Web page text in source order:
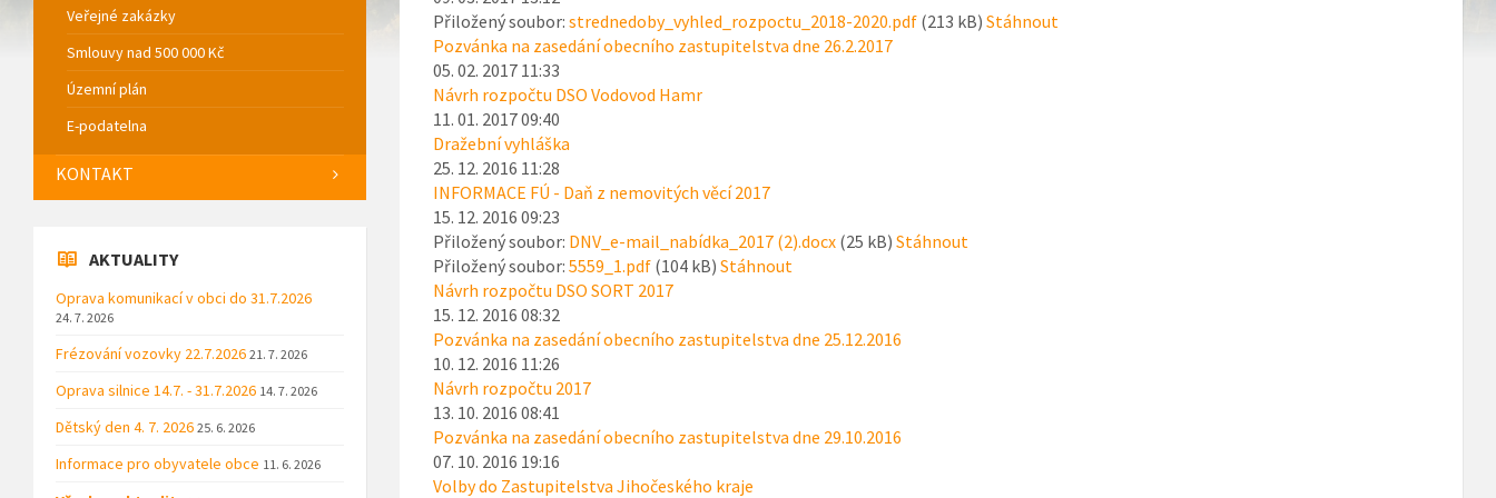
Přiložený soubor: strednedoby_vyhled_rozpoctu_2018-2020.pdf(213 kB) Stáhnout
Pozvánka na zasedání obecního zastupitelstva dne 26.2.2017
05. 02. 2017 11:33
Návrh rozpočtu DSO Vodovod Hamr
11. 01. 2017 09:40
Dražební vyhláška
25. 12. 2016 11:28
INFORMACE FÚ - Daň z nemovitých věcí 2017
15. 12. 2016 09:23
Přiložený soubor: DNV_e-mail_nabídka_2017 (2).docx(25 kB) Stáhnout
Přiložený soubor: 5559_1.pdf(104 kB) Stáhnout
Návrh rozpočtu DSO SORT 2017
15. 12. 2016 08:32
Pozvánka na zasedání obecního zastupitelstva dne 25.12.2016
10. 12. 2016 11:26
Návrh rozpočtu 2017
13. 10. 2016 08:41
Pozvánka na zasedání obecního zastupitelstva dne 29.10.2016
07. 10. 2016 19:16
Volby do Zastupitelstva Jihočeského kraje
Veřejné zakázky
Smlouvy nad 500 000 Kč
Územní plán
E-podatelna
KONTAKT
AKTUALITY
Oprava komunikací v obci do 31.7.2026
24. 7. 2026
Frézování vozovky 22.7.2026 21. 7. 2026
Oprava silnice 14.7. - 31.7.2026 14. 7. 2026
Dětský den 4. 7. 2026 25. 6. 2026
Informace pro obyvatele obce 11. 6. 2026